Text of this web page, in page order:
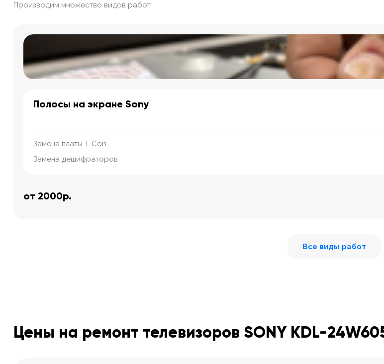
Производим множество видов работ
Полосы на экране Sony
Замена платы T-Con
Замена дешифраторов
от 2000р.
Все виды работ
Цены на ремонт телевизоров SONY KDL-